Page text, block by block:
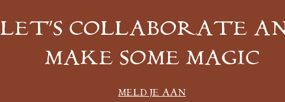
LET’S COLLABORATE
MAKE SOME MAGIC
MELD JE AAN